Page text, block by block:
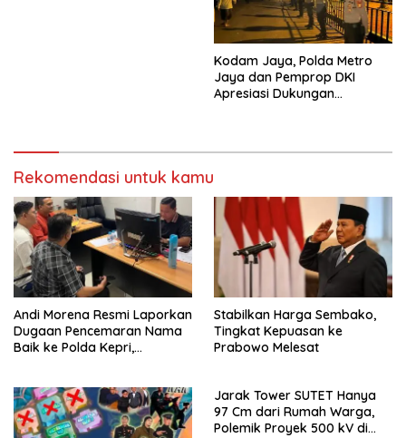
Kodam Jaya, Polda Metro
Jaya dan Pemprop DKI
Apresiasi Dukungan
Rekomendasi untuk kamu
Andi Morena Resmi Laporkan
Dugaan Pencemaran Nama
Baik ke Polda Kepri,
Stabilkan Harga Sembako,
Tingkat Kepuasan ke
Prabowo Melesat
Jarak Tower SUTET Hanya
97 Cm dari Rumah Warga,
Polemik Proyek 500 kV di